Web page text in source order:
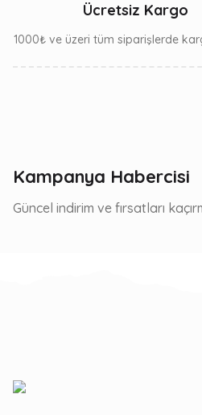
Ücretsiz Kargo
1000₺ ve üzeri tüm siparişlerde
Kampanya Habercisi
Güncel indirim ve fırsatları